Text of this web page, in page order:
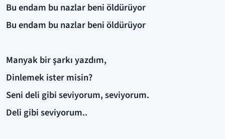
Bu endam bu nazlar beni öldürüyor
Bu endam bu nazlar beni öldürüyor
Manyak bir şarkı yazdım,
Dinlemek ister misin?
Seni deli gibi seviyorum, seviyorum.
Deli gibi seviyorum..